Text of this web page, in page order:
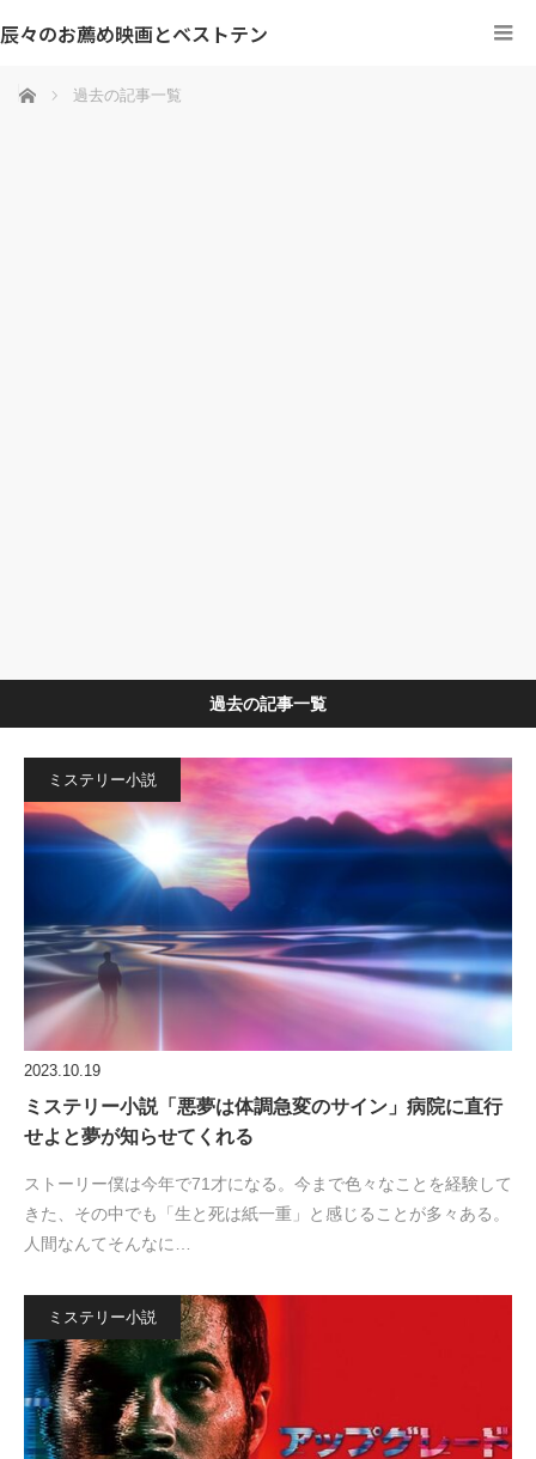
辰々のお薦め映画とベストテン
ホーム 過去の記事一覧
過去の記事一覧
ミステリー小説
2023.10.19
ミステリー小説「悪夢は体調急変のサイン」病院に直行
せよと夢が知らせてくれる
ストーリー僕は今年で71才になる。今まで色々なことを経験して
きた、その中でも「生と死は紙一重」と感じることが多々ある。
人間なんてそんなに…
ミステリー小説